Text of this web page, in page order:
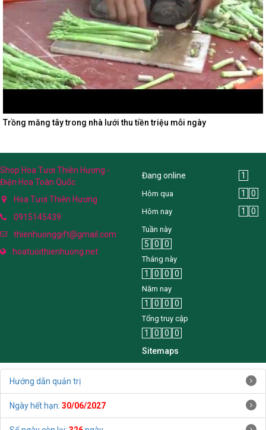
Trồng măng tây trong nhà lưới thu tiền triệu mỗi ngày
Shop Hoa Tươi Thiên Hương -
Điện Hoa Toàn Quốc
Hoa Tươi Thiên Hương
0915145439
thienhuonggift@gmail.com
hoatuoithienhuong.net
Đang online 1
Hôm qua 1 0
Hôm nay 1 0
Tuần này
5 0 0
Tháng này
1 0 0 0
Năm nay
1 0 0 0
Tổng truy cập
1 0 0
0
Sitemaps
Hướng dẫn quản trị
Ngày hết hạn: 30/06/2027